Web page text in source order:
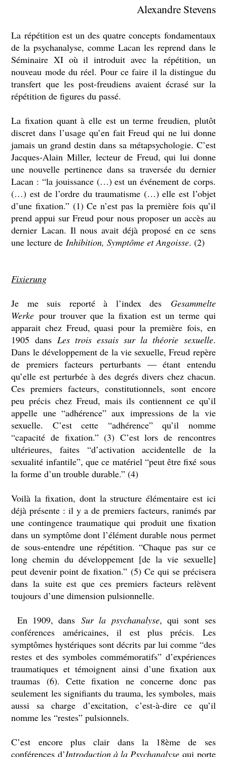
Alexandre Stevens
La répétition est un des quatre concepts fondamentaux
de la psychanalyse, comme Lacan les reprend dans le
Séminaire XI où il introduit avec la répétition, un
nouveau mode du réel. Pour ce faire il la distingue du
transfert que les post-freudiens avaient écrasé sur la
répétition de figures du passé.
La fixation quant à elle est un terme freudien, plutôt
discret dans l’usage qu’en fait Freud qui ne lui donne
jamais un grand destin dans sa métapsychologie. C’est
Jacques-Alain Miller, lecteur de Freud, qui lui donne
une nouvelle pertinence dans sa traversée du dernier
Lacan : “la jouissance (…) est un événement de corps.
(…) est de l’ordre du traumatisme (…) elle est l’objet
d’une fixation.” (1) Ce n’est pas la première fois qu’il
prend appui sur Freud pour nous proposer un accès au
dernier Lacan. Il nous avait déjà proposé en ce sens
une lecture deInhibition, Symptôme et Angoisse. (2)
Fixierung
Je me suis reporté à l’index des Gesammelte
Werke pour trouver que la fixation est un terme qui
apparait chez Freud, quasi pour la première fois, en
1905 dans Les trois essais sur la théorie sexuelle.
Dans le développement de la vie sexuelle, Freud repère
de premiers facteurs perturbants — étant entendu
qu’elle est perturbée à des degrés divers chez chacun.
Ces premiers facteurs, constitutionnels, sont encore
peu précis chez Freud, mais ils contiennent ce qu’il
appelle une “adhérence” aux impressions de la vie
sexuelle. C’est cette “adhérence” qu’il nomme
“capacité de fixation.” (3) C’est lors de rencontres
ultérieures, faites “d’activation accidentelle de la
sexualité infantile”, que ce matériel “peut être fixé sous
la forme d’un trouble durable.” (4)
Voilà la fixation, dont la structure élémentaire est ici
déjà présente : il y a de premiers facteurs, ranimés par
une contingence traumatique qui produit une fixation
dans un symptôme dont l’élément durable nous permet
de sous-entendre une répétition. “Chaque pas sur ce
long chemin du développement [de la vie sexuelle]
peut devenir point de fixation.” (5) Ce qui se précisera
dans la suite est que ces premiers facteurs relèvent
toujours d’une dimension pulsionnelle.
En 1909, dans Sur la psychanalyse, qui sont ses
conférences américaines, il est plus précis. Les
symptômes hystériques sont décrits par lui comme “des
restes et des symboles commémoratifs” d’expériences
traumatiques et témoignent ainsi d’une fixation aux
traumas (6). Cette fixation ne concerne donc pas
seulement les signifiants du trauma, les symboles, mais
aussi sa charge d’excitation, c’est-à-dire ce qu’il
nomme les “restes” pulsionnels.
C’est encore plus clair dans la 18ème de ses
conférences d’Introduction à la Psychanalyse qui porte